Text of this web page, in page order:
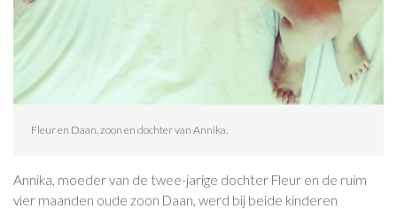
Fleur en Daan, zoon en dochter van Annika.
Annika, moeder van de twee-jarige dochter Fleur en de ruim
vier maanden oude zoon Daan, werd bij beide kinderen